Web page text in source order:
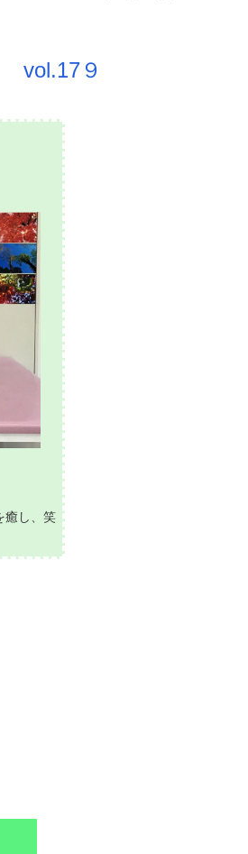
vol.17９
癒し、笑